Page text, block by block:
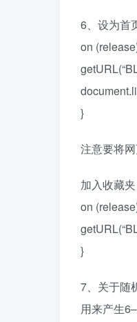
6、设为首
on
}
注意要将
加入收藏夹
on
}
7、关于随
用来产生